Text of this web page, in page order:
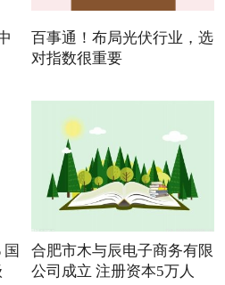
百事通！布局光伏行业，选
对指数很重要
合肥市木与辰电子商务有限
公司成立 注册资本5万人